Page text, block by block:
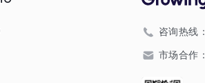
咨询热线：
市场合作：